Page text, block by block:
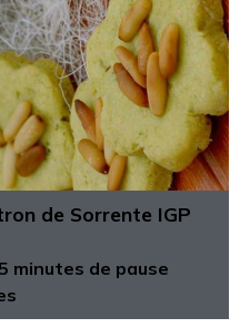
de Sorrente IGP
minutes de pause